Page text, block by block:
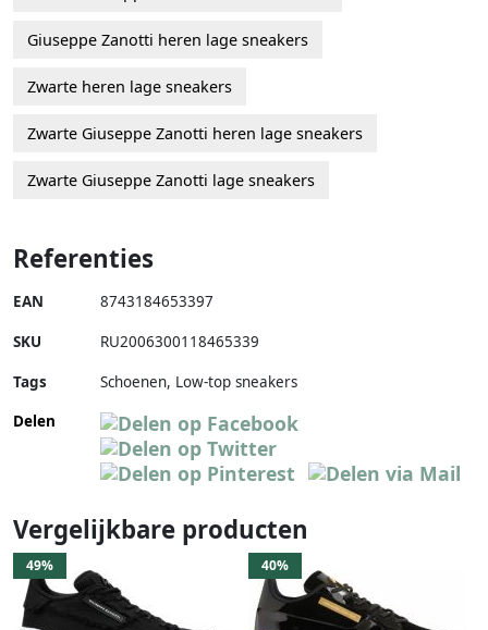
Giuseppe Zanotti heren lage sneakers
Zwarte heren lage sneakers
Zwarte Giuseppe Zanotti heren lage sneakers
Zwarte Giuseppe Zanotti lage sneakers
Referenties
EAN 8743184653397
SKU RU2006300118465339
Tags
Schoenen, Low-top sneakers
Delen
Vergelijkbare producten
49% 40%